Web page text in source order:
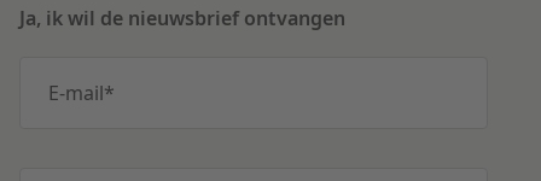
Ja, ik wil de nieuwsbrief ontvangen
E-mail*